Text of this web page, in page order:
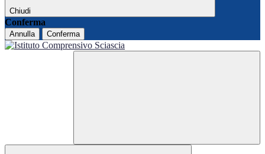
Chiudi
Conferma
Annulla Conferma